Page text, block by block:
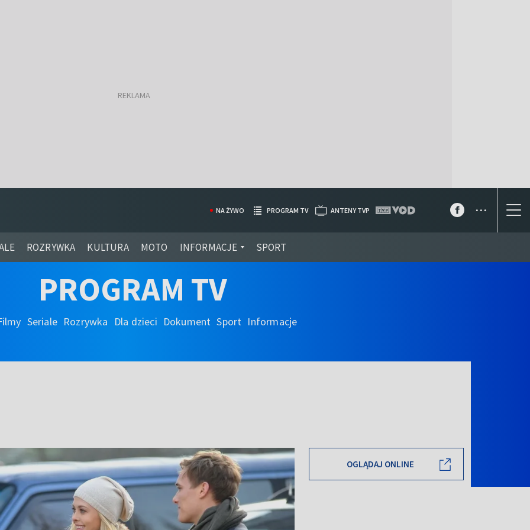
ROZRYWKA KULTURA MOTO INFORMACJE SPORT
NA ŻYWO PROGRAM TV ANTENY TVP ...
PROGRAM TV
Seriale Rozrywka Dla dzieci Dokument Sport Informacje
OGLĄDAJ ONLINE